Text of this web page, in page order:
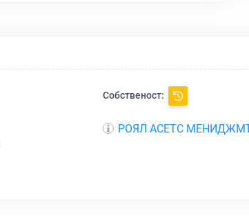
Собственост:
РОЯЛ АСЕТС